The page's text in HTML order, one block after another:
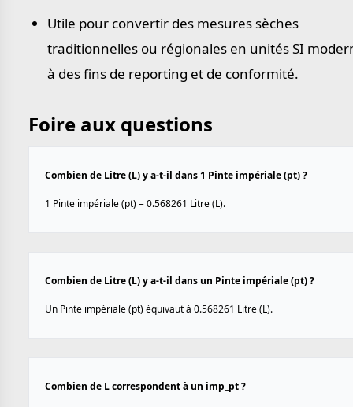
Utile pour convertir des mesures sèches
traditionnelles ou régionales en unités SI
à des fins de reporting et de conformité.
Foire aux questions
Combien de Litre (L) y a-t-il dans 1 Pinte impériale (pt) ?
1 Pinte impériale (pt) = 0.568261 Litre (L).
Combien de Litre (L) y a-t-il dans un Pinte impériale (pt) ?
Un Pinte impériale (pt) équivaut à 0.568261 Litre (L).
Combien de L correspondent à un imp_pt ?